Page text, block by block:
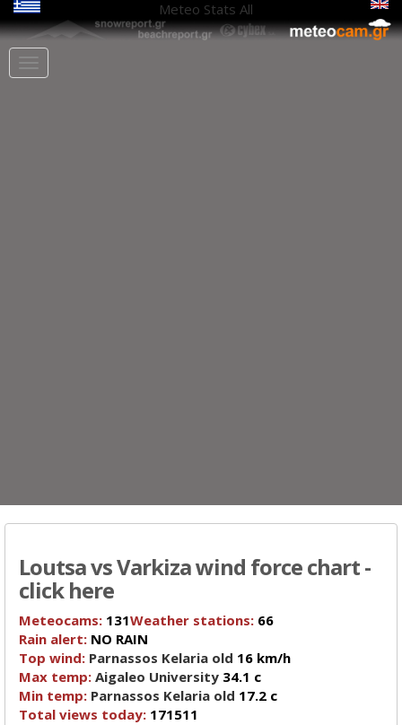
Meteo Stats All
Loutsa vs Varkiza wind force chart -
click here
Meteocams: 131Weather stations: 66
Rain alert: NO RAIN
Top wind: Parnassos Kelaria old 16 km/h
Max temp: Aigaleo University 34.1 c
Min temp: Parnassos Kelaria old 17.2 c
Total views today: 171511